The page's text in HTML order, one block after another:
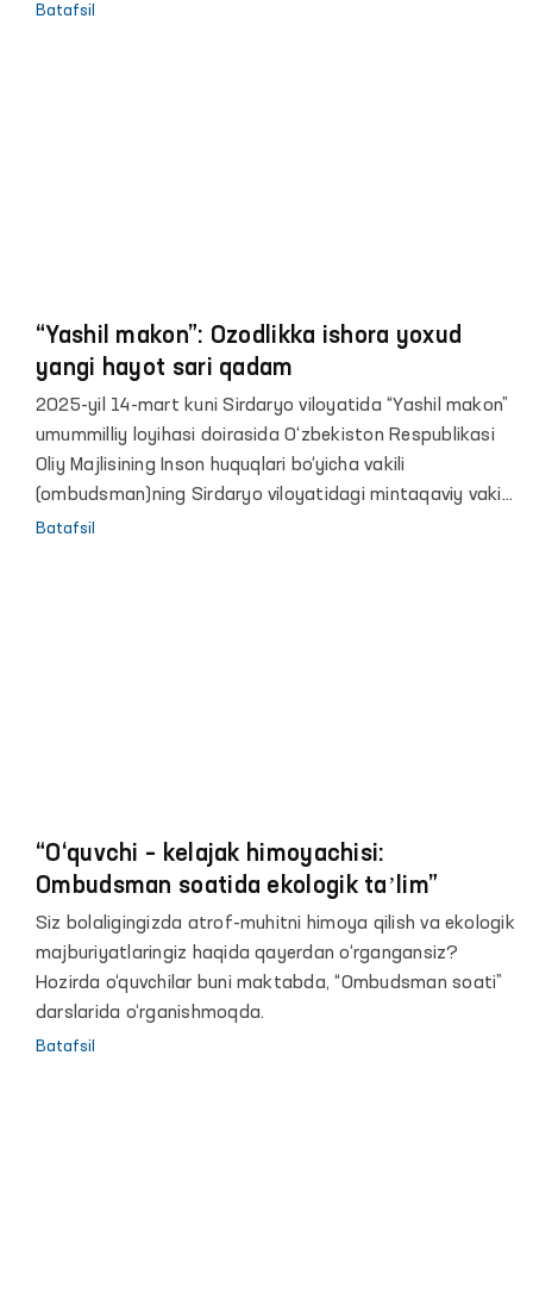
hamkorlikda tashkil etilmoqda. Bu loyiha yosh avlodning
Batafsil
“Yashil makon”: Ozodlikka ishora yoxud
yangi hayot sari qadam
2025-yil 14-mart kuni Sirdaryo viloyatida “Yashil makon”
umummilliy loyihasi doirasida O‘zbekiston Respublikasi
Oliy Majlisining Inson huquqlari bo‘yicha vakili
(ombudsman)ning Sirdaryo viloyatidagi mintaqaviy vakili
hamda 40-son manzil-koloniyasi rahbariyati tashabbusi
Batafsil
“O‘quvchi – kelajak himoyachisi:
Ombudsman soatida ekologik taʼlim”
Siz bolaligingizda atrof-muhitni himoya qilish va ekologik
majburiyatlaringiz haqida qayerdan o‘rgangansiz?
Hozirda o‘quvchilar buni maktabda, “Ombudsman soati”
darslarida o‘rganishmoqda.
Batafsil